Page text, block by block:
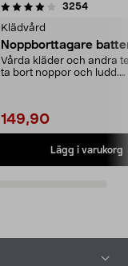
3254
Klädvård
Noppborttagare
Vårda kläder och andra
ta bort noppor och ludd.
149,90
Lägg i varukorg
4.5av 5 stjärnor